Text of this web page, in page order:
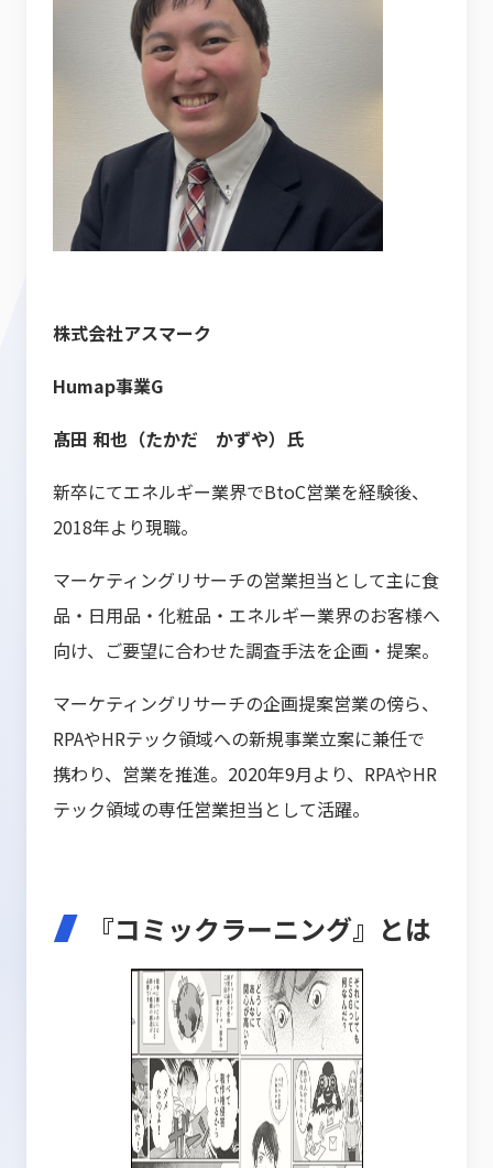
株式会社アスマーク
Humap事業G
髙田 和也（たかだ かずや）氏
新卒にてエネルギー業界でBtoC営業を経験後、
2018年より現職。
マーケティングリサーチの営業担当として主に食
品・日用品・化粧品・エネルギー業界のお客様へ
向け、ご要望に合わせた調査手法を企画・提案。
マーケティングリサーチの企画提案営業の傍ら、
RPAやHRテック領域への新規事業立案に兼任で
携わり、営業を推進。2020年9月より、RPAやHR
テック領域の専任営業担当として活躍。
『コミックラーニング』とは